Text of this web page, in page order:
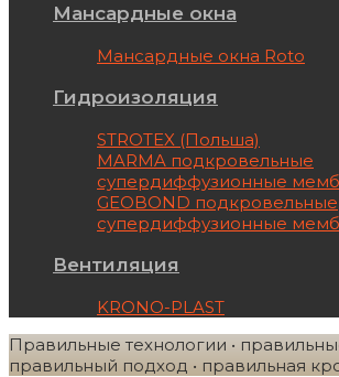
Мансардные окна
Мансардные окна Roto
Гидроизоляция
STROTEX (Польша)
MARMA подкровельные
супердиффузионные
GEOBOND подкровельные
супердиффузионные
Вентиляция
KRONO-PLAST
Правильные технологии •
правильный подход • правильная